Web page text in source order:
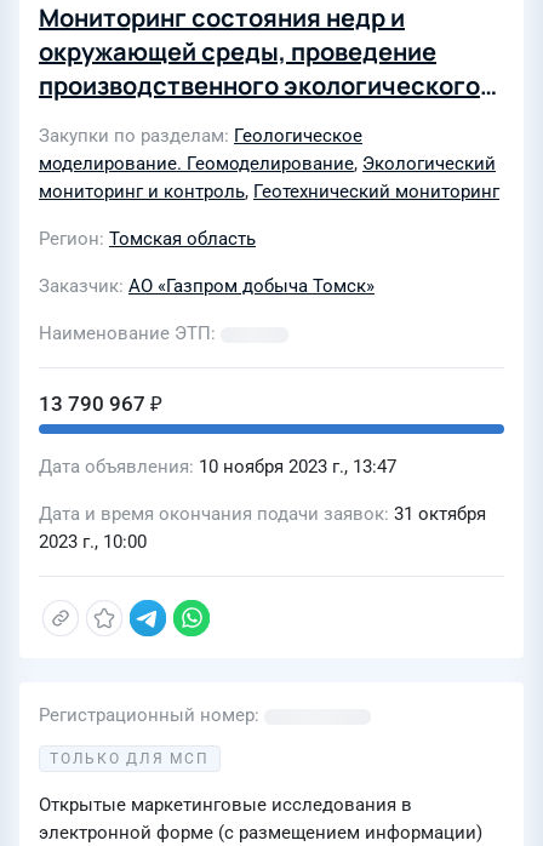
Мониторинг состояния недр и
окружающей среды, проведение
производственного экологического
месторождений Общества в 2024 году
Закупки по разделам Геологическое
моделирование. Геомоделирование, Экологический
мониторинг и контроль, Геотехнический мониторинг
Регион Томская область
Заказчик АО «Газпром добыча Томск»
Наименование ЭТП
13 790 967 ₽
Дата объявления 10 ноября 2023 г., 13:47
Дата и время окончания подачи заявок 31 октября
2023 г., 10:00
Регистрационный номер
ТОЛЬКО ДЛЯ МСП
Открытые маркетинговые исследования в
электронной форме (с размещением информации)